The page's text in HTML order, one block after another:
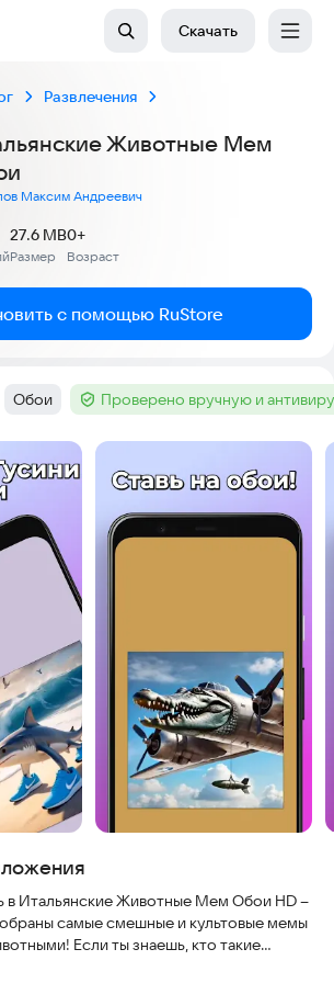
Скачать
Развлечения
Животные Мем
Максим Андреевич
Размер
27.6 MB
Возраст
0+
с помощью RuStore
Тег:
Обои Тег :Проверено вручную и
в Итальянские Животные Мем Обои HD –
самые смешные и культовые мемы
Если ты знаешь, кто такие